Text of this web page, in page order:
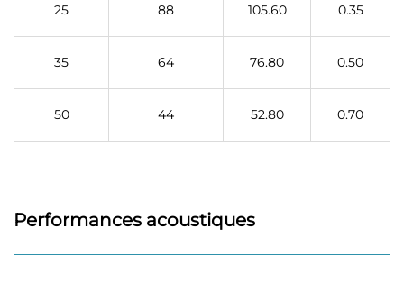
25 88 105.60 0.35
35 64 76.80 0.50
50 44 52.80 0.70
Performances acoustiques